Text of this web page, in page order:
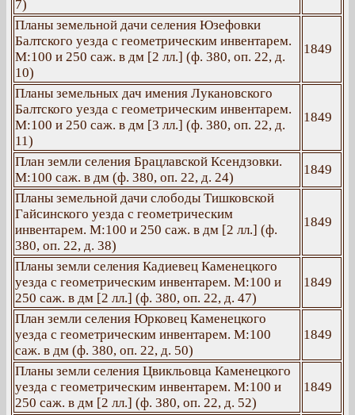
7)
Планы земельной дачи селения Юзефовки
Балтского уезда с геометрическим инвентарем.
М:100 и 250 саж. в дм [2 лл.] (ф. 380, оп. 22, д.
10)
1849
Планы земельных дач имения Лукановского
Балтского уезда с геометрическим инвентарем.
М:100 и 250 саж. в дм [3 лл.] (ф. 380, оп. 22, д.
11)
1849
План земли селения Брацлавской Ксендзовки.
М:100 саж. в дм (ф. 380, оп. 22, д. 24)
1849
Планы земельной дачи слободы Тишковской
Гайсинского уезда с геометрическим
инвентарем. М:100 и 250 саж. в дм [2 лл.] (ф.
380, оп. 22, д. 38)
1849
Планы земли селения Кадиевец Каменецкого
уезда с геометрическим инвентарем. М:100 и
250 саж. в дм [2 лл.] (ф. 380, оп. 22, д. 47)
1849
План земли селения Юрковец Каменецкого
уезда с геометрическим инвентарем. М:100
саж. в дм (ф. 380, оп. 22, д. 50)
1849
Планы земли селения Цвикльовца Каменецкого
уезда с геометрическим инвентарем. М:100 и
250 саж. в дм [2 лл.] (ф. 380, оп. 22, д. 52)
1849